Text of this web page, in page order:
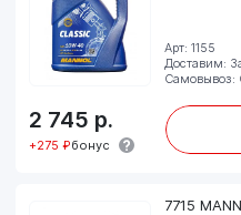
Арт: 1155
Доставим:
Самовывоз:
2 745 р.
+275 ₽бонус
7715